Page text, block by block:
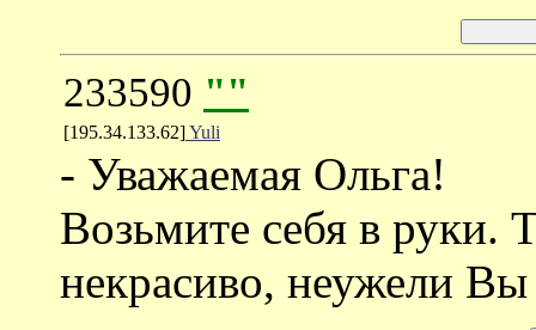
233590 ""
[195.34.133.62]Yuli
- Уважаемая Ольга!
Возьмите себя в руки.
некрасиво, неужели Вы